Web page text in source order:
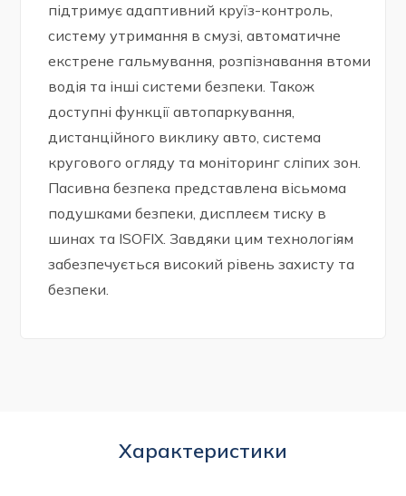
підтримує адаптивний круїз-контроль,
систему утримання в смузі, автоматичне
екстрене гальмування, розпізнавання втоми
водія та інші системи безпеки. Також
доступні функції автопаркування,
дистанційного виклику авто, система
кругового огляду та моніторинг сліпих зон.
Пасивна безпека представлена вісьмома
подушками безпеки, дисплеєм тиску в
шинах та ISOFIX. Завдяки цим технологіям
забезпечується високий рівень захисту та
безпеки.
Характеристики